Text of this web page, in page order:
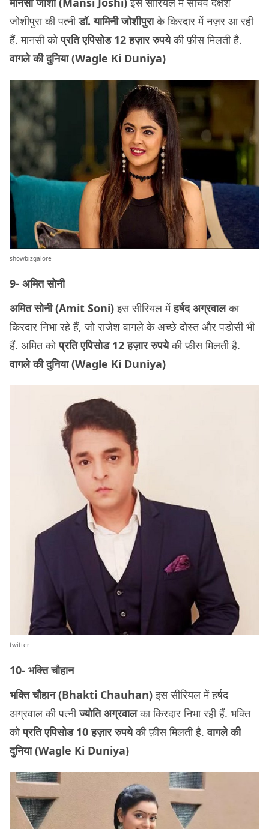
जोशीपुरा की पत्नीडॉ. यामिनी जोशीपुराके किरदार में नज़र आ रही
हैं. मानसी कोप्रति एपिसोड 12 हज़ार रुपयेकी फ़ीस मिलती है.
वागले की दुनिया (Wagle Ki Duniya)
showbizgalore
9- अमित सोनी
अमित सोनी (Amit Soni)इस सीरियल मेंहर्षद अग्रवालका
किरदार निभा रहे हैं, जो राजेश वागले के अच्छे दोस्त और पडोसी भी
हैं. अमित कोप्रति एपिसोड 12 हज़ार रुपयेकी फ़ीस मिलती है.
वागले की दुनिया (Wagle Ki Duniya)
twitter
10- भक्ति चौहान
भक्ति चौहान (Bhakti Chauhan)इस सीरियल में हर्षद
अग्रवाल की पत्नीज्योति अग्रवालका किरदार निभा रही हैं. भक्ति
कोप्रति एपिसोड 10 हज़ार रुपयेकी फ़ीस मिलती है.वागले की
दुनिया (Wagle Ki Duniya)